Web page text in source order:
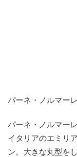
パーネ・ノルマー
パーネ・ノルマー
イタリアのエミリ
ン。大きな丸型を